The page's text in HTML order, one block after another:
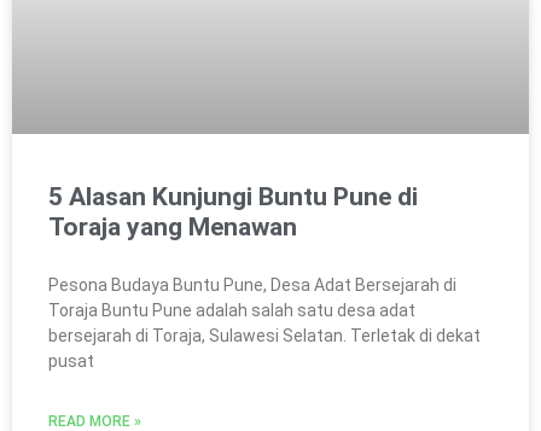
5 Alasan Kunjungi Buntu Pune di
Toraja yang Menawan
Pesona Budaya Buntu Pune, Desa Adat Bersejarah di
Toraja Buntu Pune adalah salah satu desa adat
bersejarah di Toraja, Sulawesi Selatan. Terletak di dekat
pusat
READ MORE »